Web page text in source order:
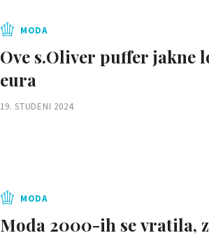
MODA
Ove s.Oliver puffer jakne
eura
19. STUDENI 2024.
MODA
Moda 2000-ih se vratila,